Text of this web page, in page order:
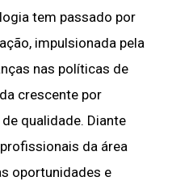
tem passado por
impulsionada pela
nas políticas de
crescente por
qualidade. Diante
da área
oportunidades e